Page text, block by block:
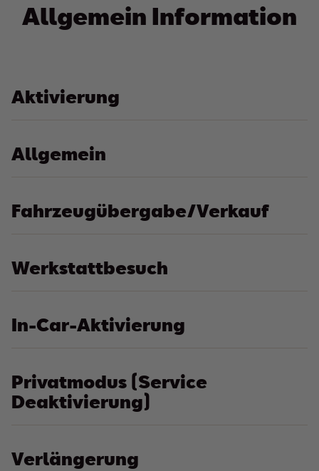
Allgemein Information
Aktivierung
Allgemein
Fahrzeugübergabe/Verkauf
Werkstattbesuch
In-Car-Aktivierung
Privatmodus (Service
Deaktivierung)
Verlängerung